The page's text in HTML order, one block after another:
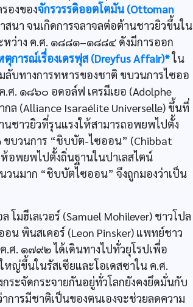
องของจักรวรรดิออตโตมัน (Ottoman
สนา จนเกิดการจลาจลต่อต้านชาวยิวขึ้นใน
หว่าง ค.ศ. ๑๘๘๑–๑๘๘๔ ดังมีการออก
ตุการณ์เรื่องเดรฟุส (Dreyfus Affair)*ใน
ลับทางการทหารของชาติ ขบวนการไซออ
ศ. ๑๘๖๐ อดอล์ฟ เครมีเยอ (Adolphe
กล (Alliance Isaraélite Universelle) ขึ้นที่
นชาวยิวที่รุนแรงให้สามารถอพยพไปตั้ง
บวนการ “ชิบบัต-ไซออน” (Chibbat
ห้อพยพไปตั้งถิ่นฐานในปาเลสไตน์
วนมาก “ชิบบัตไซออน” จึงถูกมองว่าเป็น
ฮีเลเวอร์ (Samuel Mohilever) ชาวโปล
น พินสเคอร์ (Leon Pinsker) แพทย์ชาว
.ศ. ๑๗๙๒ ได้เดินทางไปทั่วยุโรปเพื่อ
หญ่ขึ้นในรัสเซียและโอเดสซาใน ค.ศ.
ระจัดกระจายกันอยู่ทั่วโลกยังคงยึดมั่นกับ
การมีชาติเป็นของตนเองจะช่วยลดความ